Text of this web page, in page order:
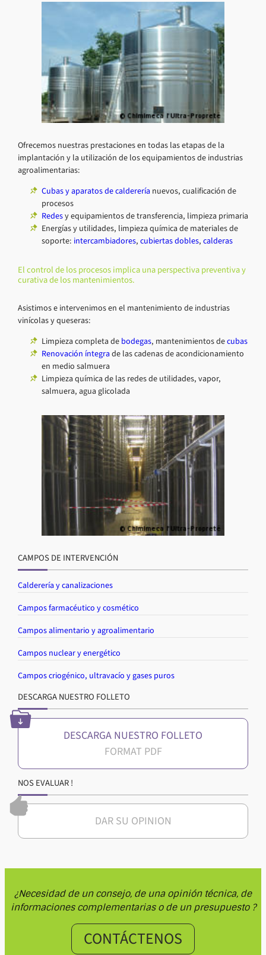
Ofrecemos nuestras prestaciones en todas las etapas de la
implantación y la utilización de los equipamientos de industrias
agroalimentarias:
Cubas y aparatos de caldereríanuevos, cualificación de
procesos
Redesy equipamientos de transferencia, limpieza primaria
Energías y utilidades, limpieza química de materiales de
soporte: intercambiadores, cubiertas dobles, calderas
El control de los procesos implica una perspectiva preventiva y
curativa de los mantenimientos.
Asistimos e intervenimos en el mantenimiento de industrias
vinícolas y queseras:
Limpieza completa de bodegas, mantenimientos decubas
Renovación íntegrade las cadenas de acondicionamiento
en medio salmuera
Limpieza química de las redes de utilidades, vapor,
salmuera, agua glicolada
CAMPOS DE INTERVENCIÓN
Calderería y canalizaciones
Campos farmacéutico y cosmético
Campos alimentario y agroalimentario
Campos nuclear y energético
Campos criogénico, ultravacío y gases puros
DESCARGA NUESTRO FOLLETO
DESCARGA NUESTRO FOLLETO
NOS EVALUAR !
DAR SU OPINION
¿Necesidad de un consejo, de una opinión técnica, de
informaciones complementarias o de un presupuesto ?
CONTÁCTENOS